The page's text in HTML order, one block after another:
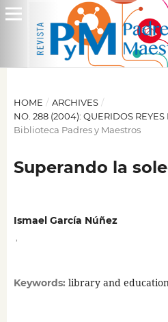
HOME / ARCHIVES /
NO. 288 (2004): QUERIDOS REYES
Biblioteca Padres y Maestros
Superando la
Ismael García Núñez
Keywords: library and